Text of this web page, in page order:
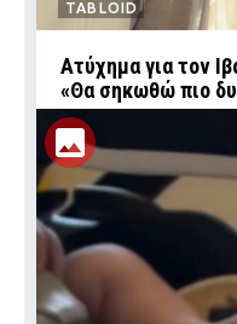
TABLOID
Ατύχημα για τον
«Θα σηκωθώ πιο